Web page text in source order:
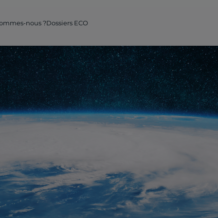
principale Internet
nous ?Dossiers ECO